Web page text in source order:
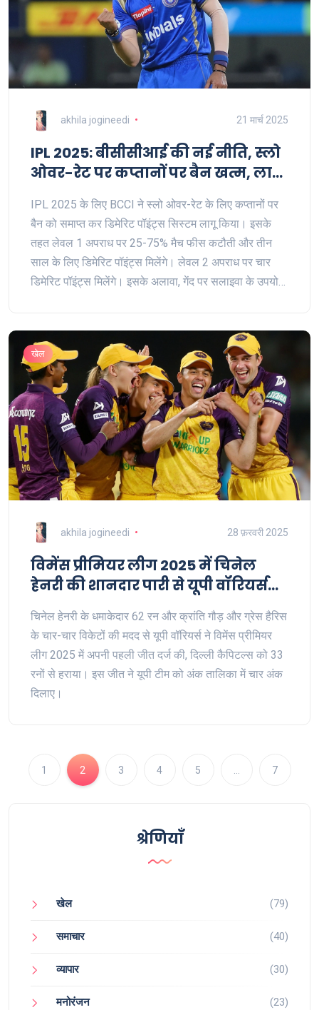
akhila jogineedi 21 मार्च 2025
IPL 2025: बीसीसीआई की नई नीति, स्लो
ओवर-रेट पर कप्तानों पर बैन खत्म, लागू
IPL 2025 के लिए BCCI ने स्लो ओवर-रेट के लिए कप्तानों पर
बैन को समाप्त कर डिमेरिट पॉइंट्स सिस्टम लागू किया। इसके
तहत लेवल 1 अपराध पर 25-75% मैच फीस कटौती और तीन
साल के लिए डिमेरिट पॉइंट्स मिलेंगे। लेवल 2 अपराध पर चार
डिमेरिट पॉइंट्स मिलेंगे। इसके अलावा, गेंद पर सलाइवा के उपयोग
खेल
akhila jogineedi 28 फ़रवरी 2025
विमेंस प्रीमियर लीग 2025 में चिनेल
हेनरी की शानदार पारी से यूपी वॉरियर्स
चिनेल हेनरी के धमाकेदार 62 रन और क्रांति गौड़ और ग्रेस हैरिस
के चार-चार विकेटों की मदद से यूपी वॉरियर्स ने विमेंस प्रीमियर
लीग 2025 में अपनी पहली जीत दर्ज की, दिल्ली कैपिटल्स को 33
रनों से हराया। इस जीत ने यूपी टीम को अंक तालिका में चार अंक
दिलाए।
1 2 3 4 5 7
श्रेणियाँ
खेल (79)
समाचार (40)
व्यापार (30)
मनोरंजन (23)